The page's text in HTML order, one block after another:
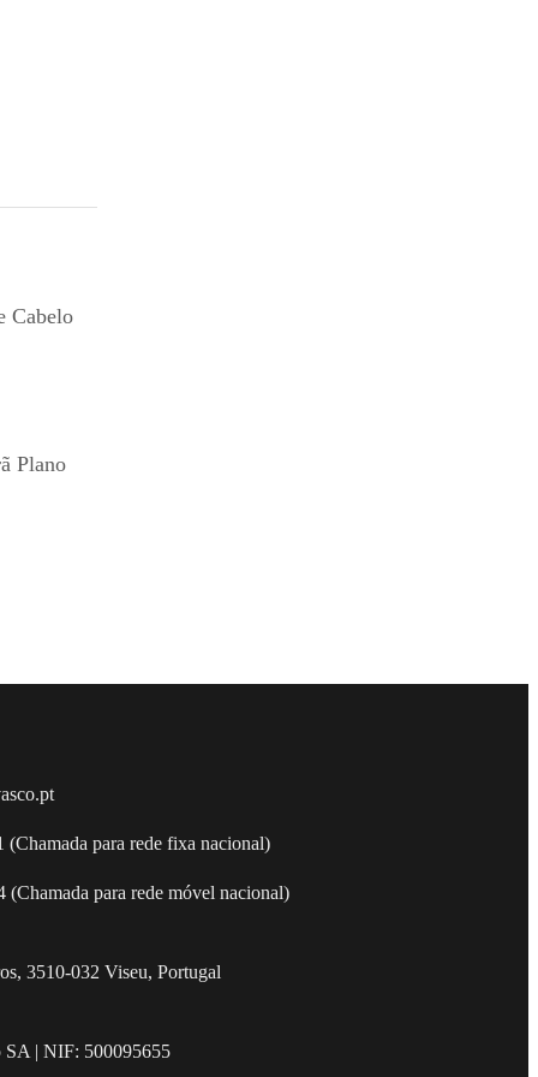
Cabelo
Plano
(Chamada para rede fixa nacional)
(Chamada para rede móvel nacional)
3510-032 Viseu, Portugal
SA | NIF: 500095655